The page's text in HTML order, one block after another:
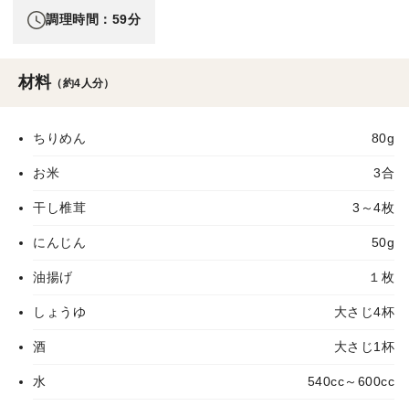
材料（約4人分）
ちりめん 80g
お米 3合
干し椎茸 3～4枚
にんじん 50g
油揚げ １枚
しょうゆ 大さじ4杯
酒 大さじ1杯
水 540cc～600cc
調理時間：59分